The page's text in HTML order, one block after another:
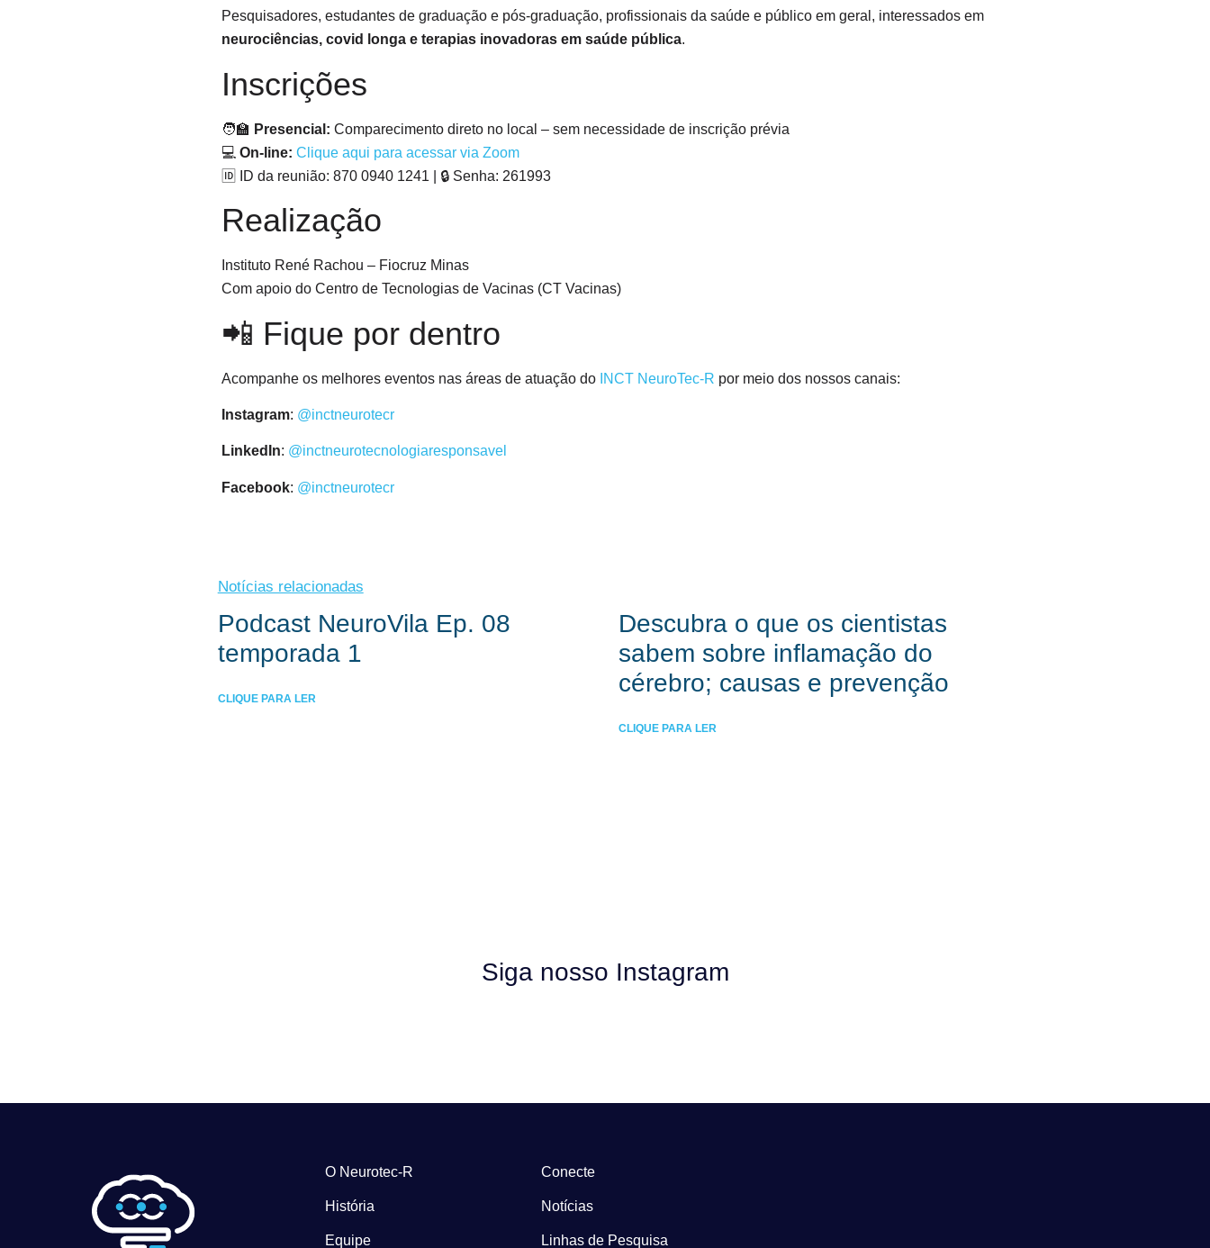
Pesquisadores, estudantes de graduação e pós-graduação, profissionais da saúde e público em geral, interessados em
neurociências, covid longa e terapias inovadoras em saúde pública.
Inscrições
🧑‍🏫 Presencial: Comparecimento direto no local – sem necessidade de inscrição prévia
💻 On-line: Clique aqui para acessar via Zoom
🆔 ID da reunião: 870 0940 1241 | 🔒 Senha: 261993
Realização
Instituto René Rachou – Fiocruz Minas
Com apoio do Centro de Tecnologias de Vacinas (CT Vacinas)
📲 Fique por dentro
Acompanhe os melhores eventos nas áreas de atuação do INCT NeuroTec-R por meio dos nossos canais:
Instagram: @inctneurotecr
LinkedIn: @inctneurotecnologiaresponsavel
Facebook: @inctneurotecr
Notícias relacionadas
Podcast NeuroVila Ep. 08
temporada 1
CLIQUE PARA LER
Descubra o que os cientistas
sabem sobre inflamação do
cérebro; causas e prevenção
CLIQUE PARA LER
Siga nosso Instagram
O Neurotec-R
História
Equipe
Conecte
Notícias
Linhas de Pesquisa